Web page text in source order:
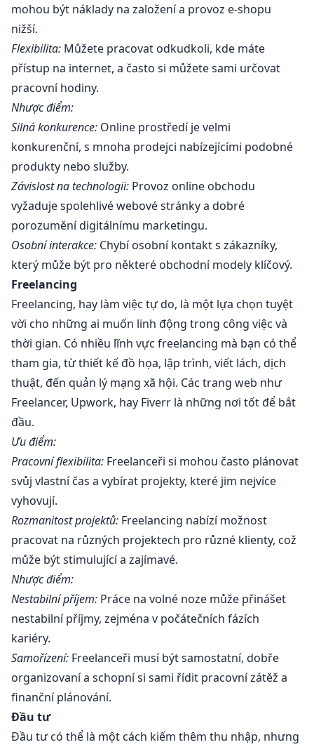
mohou být náklady na založení a provoz e-shopu
nižší.
Flexibilita: Můžete pracovat odkudkoli, kde máte
přístup na internet, a často si můžete sami určovat
pracovní hodiny.
Nhược điểm:
Silná konkurence: Online prostředí je velmi
konkurenční, s mnoha prodejci nabízejícími podobné
produkty nebo služby.
Závislost na technologii: Provoz online obchodu
vyžaduje spolehlivé webové stránky a dobré
porozumění digitálnímu marketingu.
Osobní interakce: Chybí osobní kontakt s zákazníky,
který může být pro některé obchodní modely klíčový.
Freelancing
Freelancing, hay làm việc tự do, là một lựa chọn tuyệt
vời cho những ai muốn linh động trong công việc và
thời gian. Có nhiều lĩnh vực freelancing mà bạn có thể
tham gia, từ thiết kế đồ họa, lập trình, viết lách, dịch
thuật, đến quản lý mạng xã hội. Các trang web như
Freelancer, Upwork, hay Fiverr là những nơi tốt để bắt
đầu.
Ưu điểm:
Pracovní flexibilita: Freelanceři si mohou často plánovat
svůj vlastní čas a vybírat projekty, které jim nejvíce
vyhovují.
Rozmanitost projektů: Freelancing nabízí možnost
pracovat na různých projektech pro různé klienty, což
může být stimulující a zajímavé.
Nhược điểm:
Nestabilní příjem: Práce na volné noze může přinášet
nestabilní příjmy, zejména v počátečních fázích
kariéry.
Samořízení: Freelanceři musí být samostatní, dobře
organizovaní a schopní si sami řídit pracovní zátěž a
finanční plánování.
Đầu tư
Đầu tư có thể là một cách kiếm thêm thu nhập, nhưng